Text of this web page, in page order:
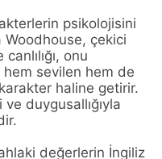
psikolojisini
Woodhouse, çekici
onu
sevilen hem de
haline getirir.
duygusallığıyla
değerlerin İngiliz